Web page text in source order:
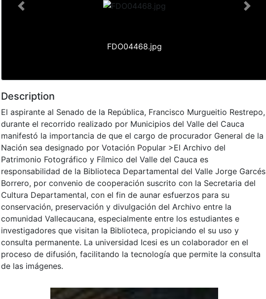
FDO04468.jpg
Previous Next
Description
El aspirante al Senado de la República, Francisco Murgueitio Restrepo,
durante el recorrido realizado por Municipios del Valle del Cauca
manifestó la importancia de que el cargo de procurador General de la
Nación sea designado por Votación Popular >El Archivo del
Patrimonio Fotográfico y Fílmico del Valle del Cauca es
responsabilidad de la Biblioteca Departamental del Valle Jorge Garcés
Borrero, por convenio de cooperación suscrito con la Secretaria del
Cultura Departamental, con el fin de aunar esfuerzos para su
conservación, preservación y divulgación del Archivo entre la
comunidad Vallecaucana, especialmente entre los estudiantes e
investigadores que visitan la Biblioteca, propiciando el su uso y
consulta permanente. La universidad Icesi es un colaborador en el
proceso de difusión, facilitando la tecnología que permite la consulta
de las imágenes.